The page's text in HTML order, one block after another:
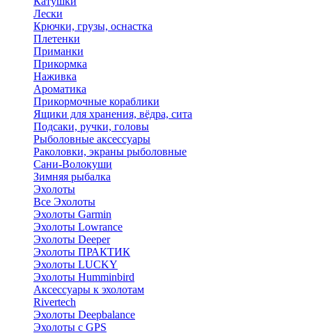
Лески
Крючки, грузы, оснастка
Плетенки
Приманки
Прикормка
Наживка
Ароматика
Прикормочные кораблики
Ящики для хранения, вёдра, сита
Подсаки, ручки, головы
Рыболовные аксессуары
Раколовки, экраны рыболовные
Сани-Волокуши
Зимняя рыбалка
Эхолоты
Все Эхолоты
Эхолоты Garmin
Эхолоты Lowrance
Эхолоты Deeper
Эхолоты ПРАКТИК
Эхолоты LUCKY
Эхолоты Humminbird
Аксессуары к эхолотам
Rivertech
Эхолоты Deepbalance
Эхолоты с GPS